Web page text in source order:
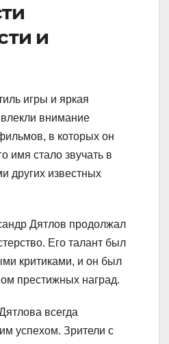
и
игры и яркая
внимание
в которых он
имя стало звучать в
других известных
Дятлов продолжал
Его талант был
критиками, и он был
престижных наград.
всегда
успехом. Зрители с